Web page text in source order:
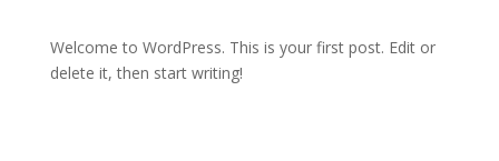
Welcome to WordPress. This is your first post. Edit or
delete it, then start writing!